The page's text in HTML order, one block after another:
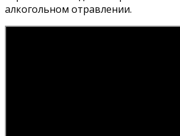
алкогольном отравлении.